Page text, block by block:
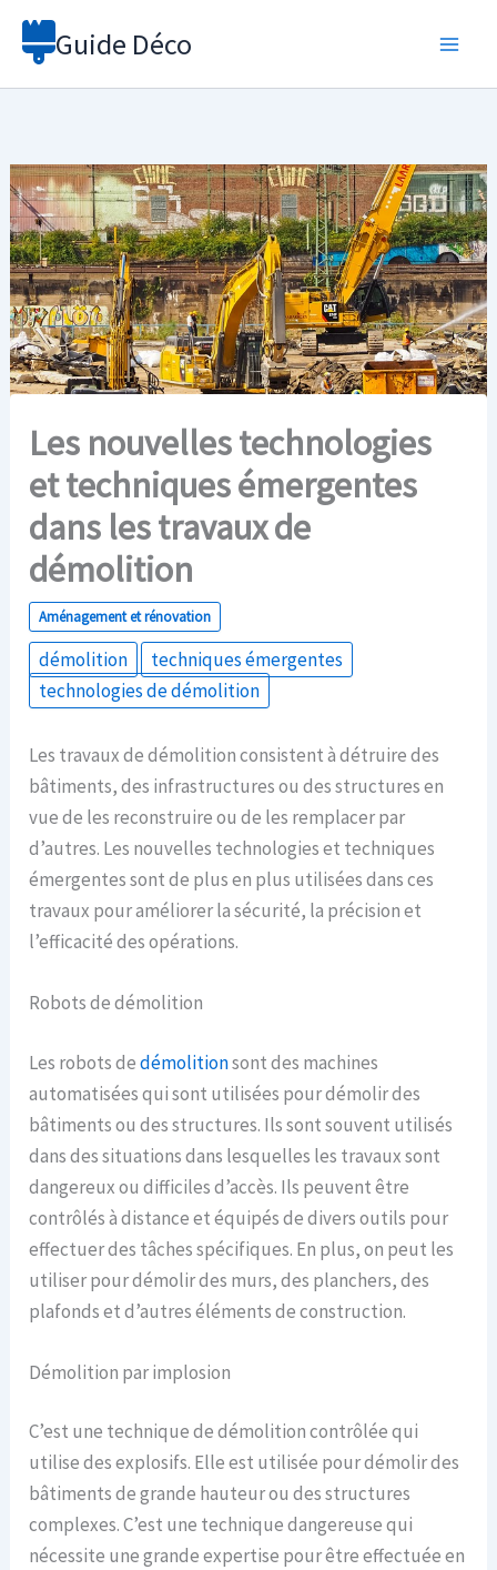
Aller
Guide Déco
Les nouvelles technologies
et techniques émergentes
dans les travaux de
démolition
Aménagement et rénovation
démolition
techniques émergentes
technologies de démolition
Les travaux de démolition consistent à détruire des
bâtiments, des infrastructures ou des structures en
vue de les reconstruire ou de les remplacer par
d’autres. Les nouvelles technologies et techniques
émergentes sont de plus en plus utilisées dans ces
travaux pour améliorer la sécurité, la précision et
l’efficacité des opérations.
Robots de démolition
Les robots dedémolitionsont des machines
automatisées qui sont utilisées pour démolir des
bâtiments ou des structures. Ils sont souvent utilisés
dans des situations dans lesquelles les travaux sont
dangereux ou difficiles d’accès. Ils peuvent être
contrôlés à distance et équipés de divers outils pour
effectuer des tâches spécifiques. En plus, on peut les
utiliser pour démolir des murs, des planchers, des
plafonds et d’autres éléments de construction.
Démolition par implosion
C’est une technique de démolition contrôlée qui
utilise des explosifs. Elle est utilisée pour démolir des
bâtiments de grande hauteur ou des structures
complexes. C’est une technique dangereuse qui
nécessite une grande expertise pour être effectuée en